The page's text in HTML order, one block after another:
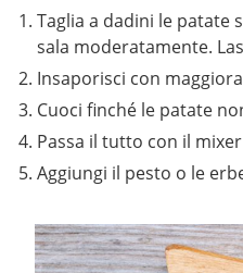
Taglia a dadini le patate
sala moderatamente.
Insaporisci con
Cuoci finché le patate
Passa il tutto con il
Aggiungi il pesto o le